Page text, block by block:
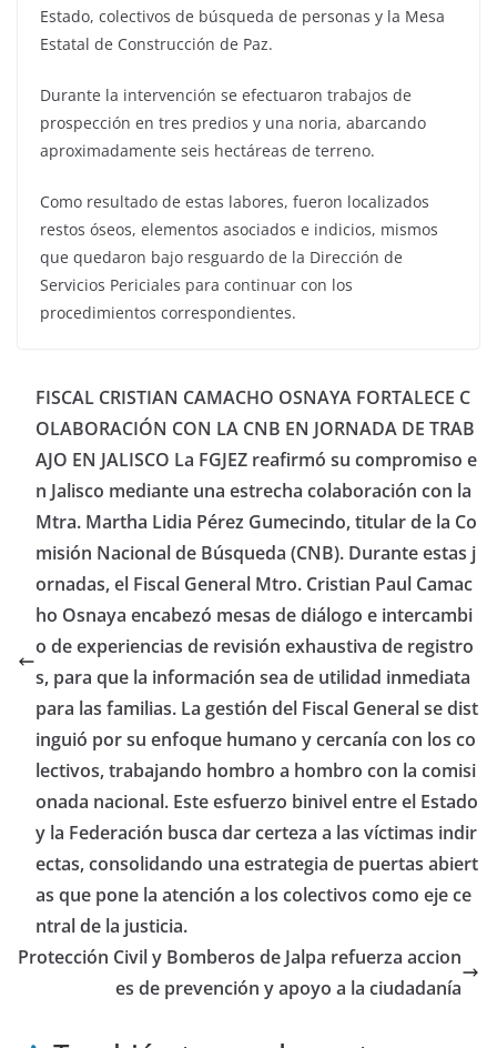
Estado, colectivos de búsqueda de personas y la Mesa
Estatal de Construcción de Paz.
Durante la intervención se efectuaron trabajos de
prospección en tres predios y una noria, abarcando
aproximadamente seis hectáreas de terreno.
Como resultado de estas labores, fueron localizados
restos óseos, elementos asociados e indicios, mismos
que quedaron bajo resguardo de la Dirección de
Servicios Periciales para continuar con los
procedimientos correspondientes.
FISCAL CRISTIAN CAMACHO OSNAYA FORTALECE C
OLABORACIÓN CON LA CNB EN JORNADA DE TRAB
AJO EN JALISCO La FGJEZ reafirmó su compromiso e
n Jalisco mediante una estrecha colaboración con la
Mtra. Martha Lidia Pérez Gumecindo, titular de la Co
misión Nacional de Búsqueda (CNB). Durante estas j
ornadas, el Fiscal General Mtro. Cristian Paul Camac
ho Osnaya encabezó mesas de diálogo e intercambi
o de experiencias de revisión exhaustiva de registro
s, para que la información sea de utilidad inmediata
para las familias. La gestión del Fiscal General se dist
inguió por su enfoque humano y cercanía con los co
lectivos, trabajando hombro a hombro con la comisi
onada nacional. Este esfuerzo binivel entre el Estado
y la Federación busca dar certeza a las víctimas indir
ectas, consolidando una estrategia de puertas abiert
as que pone la atención a los colectivos como eje ce
ntral de la justicia.
Protección Civil y Bomberos de Jalpa refuerza accion
es de prevención y apoyo a la ciudadanía